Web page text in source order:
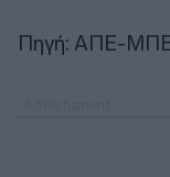
Πηγή: ΑΠΕ-